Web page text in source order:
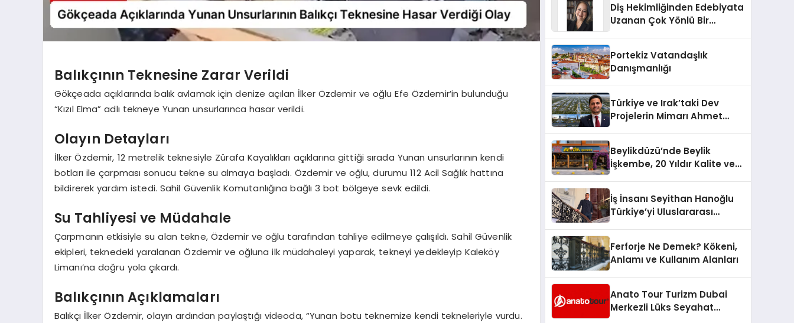
Balıkçının Teknesine Zarar Verildi
Gökçeada açıklarında balık avlamak için denize açılan İlker Özdemir ve oğlu Efe Özdemir’in bulunduğu
“Kızıl Elma” adlı tekneye Yunan unsurlarınca hasar verildi.
Olayın Detayları
İlker Özdemir, 12 metrelik teknesiyle Zürafa Kayalıkları açıklarına gittiği sırada Yunan unsurlarının kendi
botları ile çarpması sonucu tekne su almaya başladı. Özdemir ve oğlu, durumu 112 Acil Sağlık hattına
bildirerek yardım istedi. Sahil Güvenlik Komutanlığına bağlı 3 bot bölgeye sevk edildi.
Su Tahliyesi ve Müdahale
Çarpmanın etkisiyle su alan tekne, Özdemir ve oğlu tarafından tahliye edilmeye çalışıldı. Sahil Güvenlik
ekipleri, teknedeki yaralanan Özdemir ve oğluna ilk müdahaleyi yaparak, tekneyi yedekleyip Kaleköy
Limanı’na doğru yola çıkardı.
Balıkçının Açıklamaları
Balıkçı İlker Özdemir, olayın ardından paylaştığı videoda, “Yunan botu teknemize kendi tekneleriyle vurdu.
Diş Hekimliğinden Edebiyata
Uzanan Çok Yönlü Bir
Portekiz Vatandaşlık
Danışmanlığı
Türkiye ve Irak’taki Dev
Projelerin Mimarı Ahmet
Holding Industrial City”
Projesini Hayata Geçirecek
Beylikdüzü’nde Beylik
İşkembe, 20 Yıldır Kalite ve
İş İnsanı Seyithan Hanoğlu
Türkiye’yi Uluslararası
Ferforje Ne Demek? Kökeni,
Anlamı ve Kullanım Alanları
Anato Tour Turizm Dubai
Merkezli Lüks Seyahat